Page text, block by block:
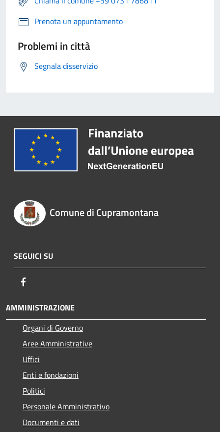
Prenota un appuntamento
Problemi in città
Segnala disservizio
Comune di Cupramontana
SEGUICI SU
AMMINISTRAZIONE
Organi di Governo
Aree Amministrative
Uffici
Enti e fondazioni
Politici
Personale Amministrativo
Documenti e dati